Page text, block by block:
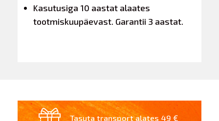
Kasutusiga 10 aastat alaates
tootmiskuupäevast. Garantii 3 aastat.
Tasuta transport alates 49 €